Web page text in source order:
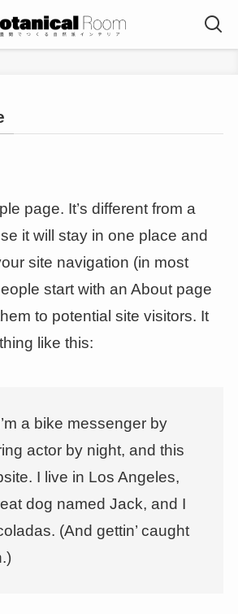
page. It’s different from a
it will stay in one place and
site navigation (in most
start with an About page
to potential site visitors. It
like this:
a bike messenger by
actor by night, and this
I live in Los Angeles,
dog named Jack, and I
(And gettin’ caught